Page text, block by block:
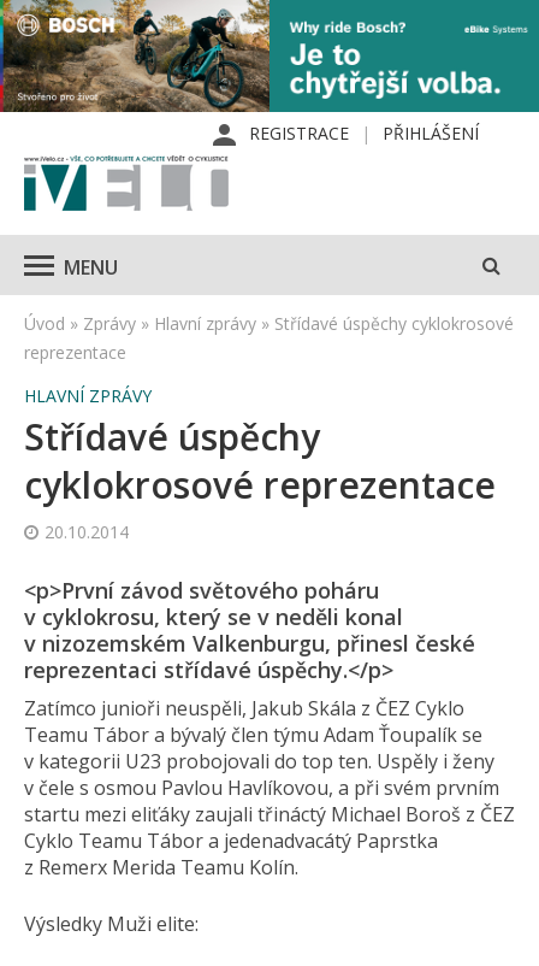
REGISTRACE PŘIHLÁŠENÍ
MENU
Úvod » Zprávy » Hlavní zprávy » Střídavé úspěchy cyklokrosové
reprezentace
HLAVNÍ ZPRÁVY
Střídavé úspěchy
cyklokrosové reprezentace
20.10.2014
<p>První závod světového poháru
v cyklokrosu, který se v neděli konal
v nizozemském Valkenburgu, přinesl české
reprezentaci střídavé úspěchy.</p>
Zatímco junioři neuspěli, Jakub Skála z ČEZ Cyklo
Teamu Tábor a bývalý člen týmu Adam Ťoupalík se
v kategorii U23 probojovali do top ten. Uspěly i ženy
v čele s osmou Pavlou Havlíkovou, a při svém prvním
startu mezi eliťáky zaujali třináctý Michael Boroš z ČEZ
Cyklo Teamu Tábor a jedenadvacátý Paprstka
z Remerx Merida Teamu Kolín.
Výsledky Muži elite: